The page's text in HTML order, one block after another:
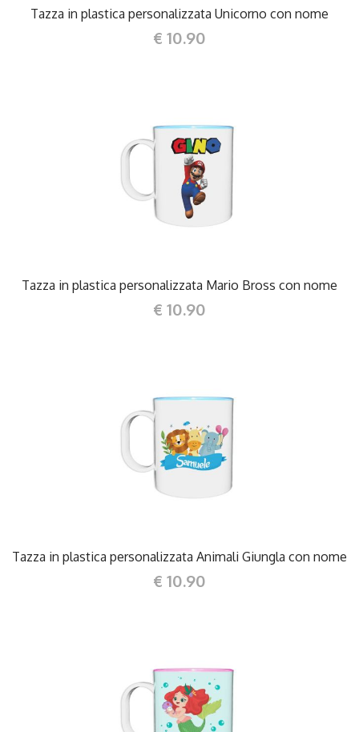
Tazza in plastica personalizzata Unicorno con nome
€ 10.90
DETTAGLI
Tazza in plastica personalizzata Mario Bross con nome
€ 10.90
DETTAGLI
Tazza in plastica personalizzata Animali Giungla con nome
€ 10.90
DETTAGLI